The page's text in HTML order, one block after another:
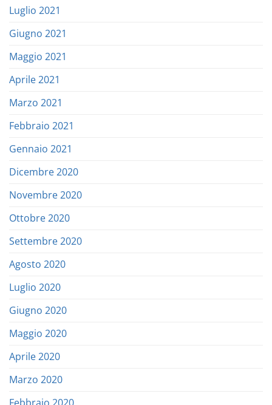
Luglio 2021
Giugno 2021
Maggio 2021
Aprile 2021
Marzo 2021
Febbraio 2021
Gennaio 2021
Dicembre 2020
Novembre 2020
Ottobre 2020
Settembre 2020
Agosto 2020
Luglio 2020
Giugno 2020
Maggio 2020
Aprile 2020
Marzo 2020